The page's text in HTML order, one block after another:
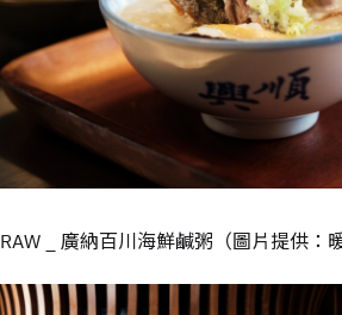
RAW _ 廣納百川海鮮鹹粥（圖片提供：